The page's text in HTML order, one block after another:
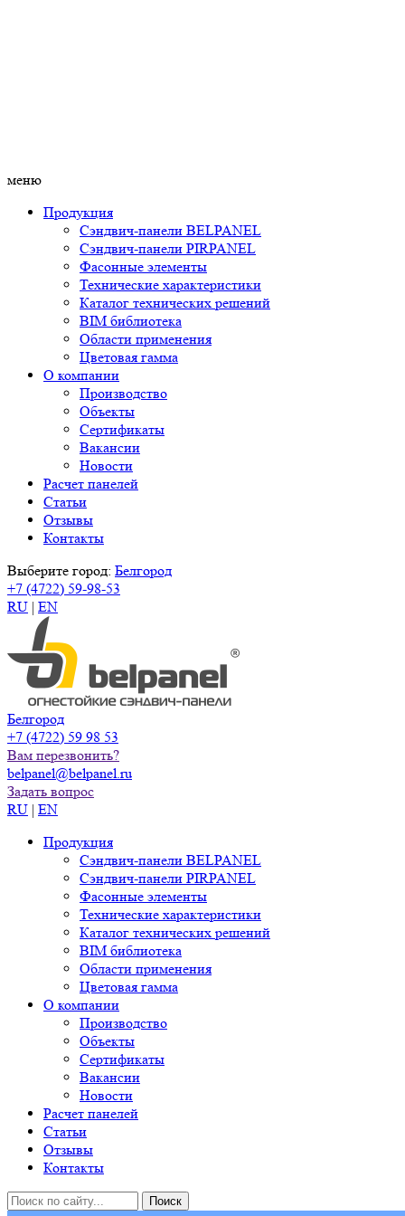
меню
Продукция
Сэндвич-панели BELPANEL
Сэндвич-панели PIRPANEL
Фасонные элементы
Технические характеристики
Каталог технических решений
BIM библиотека
Области применения
Цветовая гамма
О компании
Производство
Объекты
Сертификаты
Вакансии
Новости
Расчет панелей
Статьи
Отзывы
Контакты
Выберите город: Белгород
+7 (4722) 59-98-53
RU | EN
Белгород
+7 (4722) 59 98 53
Вам перезвонить?
belpanel@belpanel.ru
Задать вопрос
RU | EN
Продукция
Сэндвич-панели BELPANEL
Сэндвич-панели PIRPANEL
Фасонные элементы
Технические характеристики
Каталог технических решений
BIM библиотека
Области применения
Цветовая гамма
О компании
Производство
Объекты
Сертификаты
Вакансии
Новости
Расчет панелей
Статьи
Отзывы
Контакты